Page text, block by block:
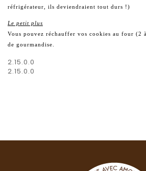
réfrigérateur, ils deviendraient tout durs !)
Le petit plus
Vous pouvez réchauffer vos cookies au four (2
de gourmandise.
2.15.0.0
2.15.0.0